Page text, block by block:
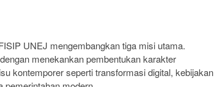
UNEJ mengembangkan tiga misi utama.
menekankan pembentukan karakter
kontemporer seperti transformasi digital, kebijakan